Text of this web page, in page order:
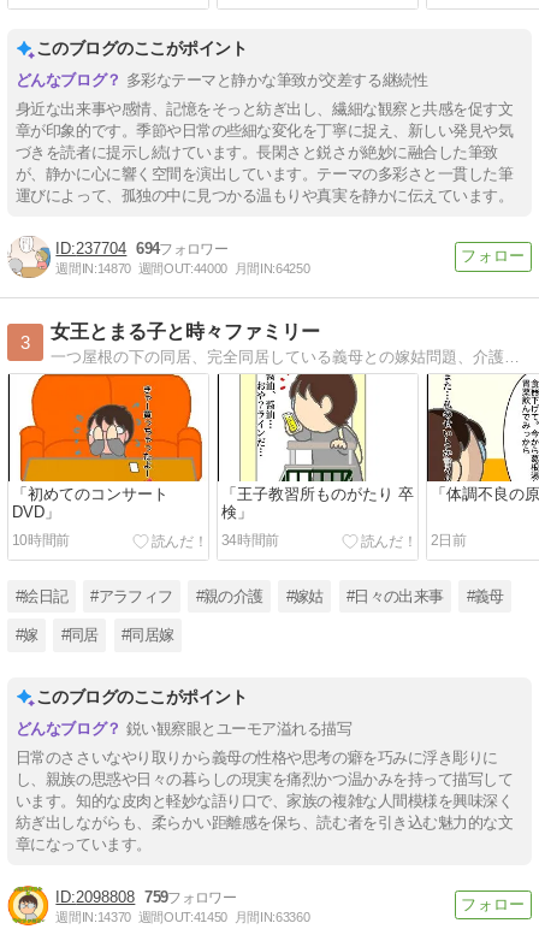
このブログのここがポイント
多彩なテーマと静かな筆致が交差する継続性
身近な出来事や感情、記憶をそっと紡ぎ出し、繊細な観察と共感を促す文
章が印象的です。季節や日常の些細な変化を丁寧に捉え、新しい発見や気
づきを読者に提示し続けています。長閑さと鋭さが絶妙に融合した筆致
が、静かに心に響く空間を演出しています。テーマの多彩さと一貫した筆
運びによって、孤独の中に見つかる温もりや真実を静かに伝えています。
237704 694
週間IN:14870 週間OUT:44000 月間IN:64250
3
女王とまる子と時々ファミリー
一つ屋根の下の同居、完全同居している義母との嫁姑問題、介護に対する嫁の愚痴メインのブログです。
「初めてのコンサート
DVD」
10時間前
「王子教習所ものがたり 卒
検」
34時間前
「体調不良の
2日前
#絵日記 #アラフィフ #親の介護 #嫁姑 #日々の出来事 #義母
#嫁 #同居 #同居嫁
このブログのここがポイント
鋭い観察眼とユーモア溢れる描写
日常のささいなやり取りから義母の性格や思考の癖を巧みに浮き彫りに
し、親族の思惑や日々の暮らしの現実を痛烈かつ温かみを持って描写して
います。知的な皮肉と軽妙な語り口で、家族の複雑な人間模様を興味深く
紡ぎ出しながらも、柔らかい距離感を保ち、読む者を引き込む魅力的な文
章になっています。
2098808 759
週間IN:14370 週間OUT:41450 月間IN:63360